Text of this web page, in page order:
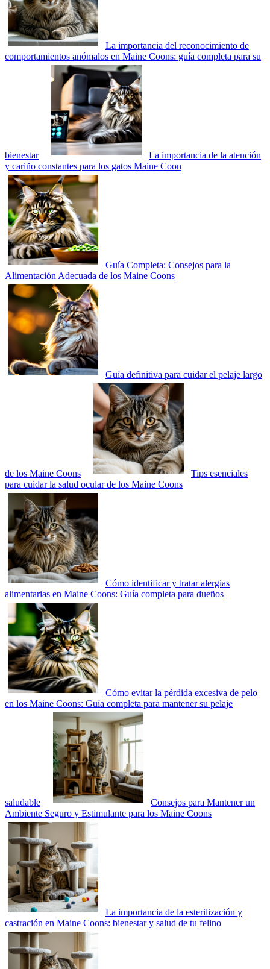
La importancia del reconocimiento de
comportamientos anómalos en Maine Coons: guía completa para su
bienestar
La importancia de la atención
y cariño constantes para los gatos Maine Coon
Guía Completa: Consejos para la
Alimentación Adecuada de los Maine Coons
Guía definitiva para cuidar el pelaje largo
de los Maine Coons
Tips esenciales
para cuidar la salud ocular de los Maine Coons
Cómo identificar y tratar alergias
alimentarias en Maine Coons: Guía completa para dueños
Cómo evitar la pérdida excesiva de pelo
en los Maine Coons: Guía completa para mantener su pelaje
saludable
Consejos para Mantener un
Ambiente Seguro y Estimulante para los Maine Coons
La importancia de la esterilización y
castración en Maine Coons: bienestar y salud de tu felino